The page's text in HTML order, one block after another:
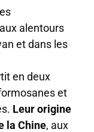
alentours
et dans les
en deux
et
Leur origine
la Chine, aux